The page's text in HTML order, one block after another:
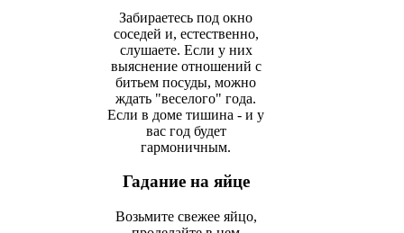
Забираетесь под окно
соседей и, естественно,
слушаете. Если у них
выяснение отношений с
битьем посуды, можно
ждать "веселого" года.
Если в доме тишина - и у
вас год будет
гармоничным.
Гадание на яйце
Возьмите свежее яйцо,